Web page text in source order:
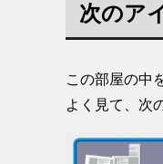
次のア
この部屋の中
よく見て、次